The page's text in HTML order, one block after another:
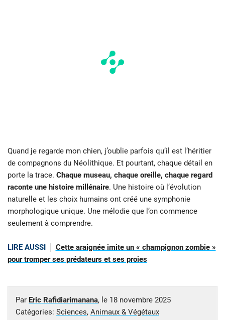
Quand je regarde mon chien, j’oublie parfois qu’il est l’héritier
de compagnons du Néolithique. Et pourtant, chaque détail en
porte la trace. Chaque museau, chaque oreille, chaque regard
raconte une histoire millénaire. Une histoire où l’évolution
naturelle et les choix humains ont créé une symphonie
morphologique unique. Une mélodie que l’on commence
seulement à comprendre.
LIRE AUSSI
Cette araignée imite un « champignon zombie »
pour tromper ses prédateurs et ses proies
Par Eric Rafidiarimanana, le 18 novembre 2025
Catégories: Sciences, Animaux & Végétaux